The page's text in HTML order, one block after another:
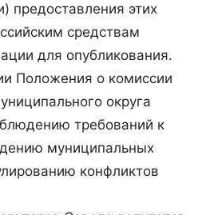
предоставления этих
средствам
для опубликования.
Положения о комиссии
округа
требований к
муниципальных
конфликтов